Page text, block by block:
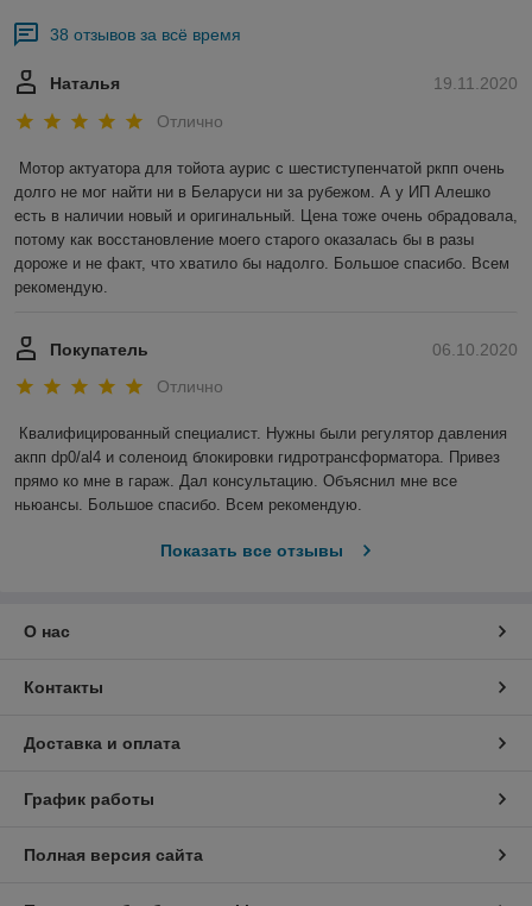
38 отзывов за всё время
19.11.2020
Наталья
Отлично
Мотор актуатора для тойота аурис с шестиступенчатой ркпп очень
долго не мог найти ни в Беларуси ни за рубежом. А у ИП Алешко
есть в наличии новый и оригинальный. Цена тоже очень обрадовала,
потому как восстановление моего старого оказалась бы в разы
дороже и не факт, что хватило бы надолго. Большое спасибо. Всем
рекомендую.
06.10.2020
Покупатель
Отлично
Квалифицированный специалист. Нужны были регулятор давления
акпп dp0/al4 и соленоид блокировки гидротрансформатора. Привез
прямо ко мне в гараж. Дал консультацию. Объяснил мне все
ньюансы. Большое спасибо. Всем рекомендую.
Показать все отзывы
О нас
Контакты
Доставка и оплата
График работы
Полная версия сайта